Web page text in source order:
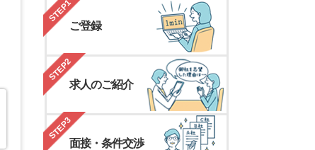
STEP1
ご登録
STEP2
求人のご紹介
STEP3
面接・条件交渉